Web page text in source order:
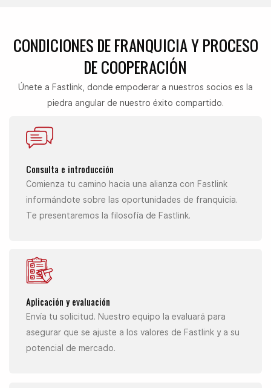
CONDICIONES DE FRANQUICIA Y PROCESO
DE COOPERACIÓN
Únete a Fastlink, donde empoderar a nuestros socios es la
piedra angular de nuestro éxito compartido.
Consulta e introducción
Comienza tu camino hacia una alianza con Fastlink
informándote sobre las oportunidades de franquicia.
Te presentaremos la filosofía de Fastlink.
Aplicación y evaluación
Envía tu solicitud. Nuestro equipo la evaluará para
asegurar que se ajuste a los valores de Fastlink y a su
potencial de mercado.